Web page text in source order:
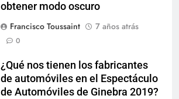
obtener modo oscuro
Francisco Toussaint
7 años atrás
0
¿Qué nos tienen los fabricantes
de automóviles en el Espectáculo
de Automóviles de Ginebra 2019?